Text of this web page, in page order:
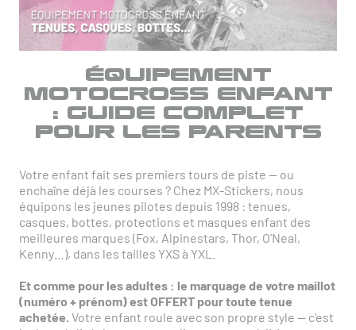
ÉQUIPEMENT
MOTOCROSS ENFANT
: GUIDE COMPLET
POUR LES PARENTS
Votre enfant fait ses premiers tours de piste — ou
enchaîne déjà les courses ? Chez MX-Stickers, nous
équipons les jeunes pilotes depuis 1998 : tenues,
casques, bottes, protections et masques enfant des
meilleures marques (Fox, Alpinestars, Thor, O'Neal,
Kenny…), dans les tailles YXS à YXL.
Et comme pour les adultes : le marquage de votre maillot
(numéro + prénom) est OFFERT pour toute tenue
achetée. Votre enfant roule avec son propre style — c'est